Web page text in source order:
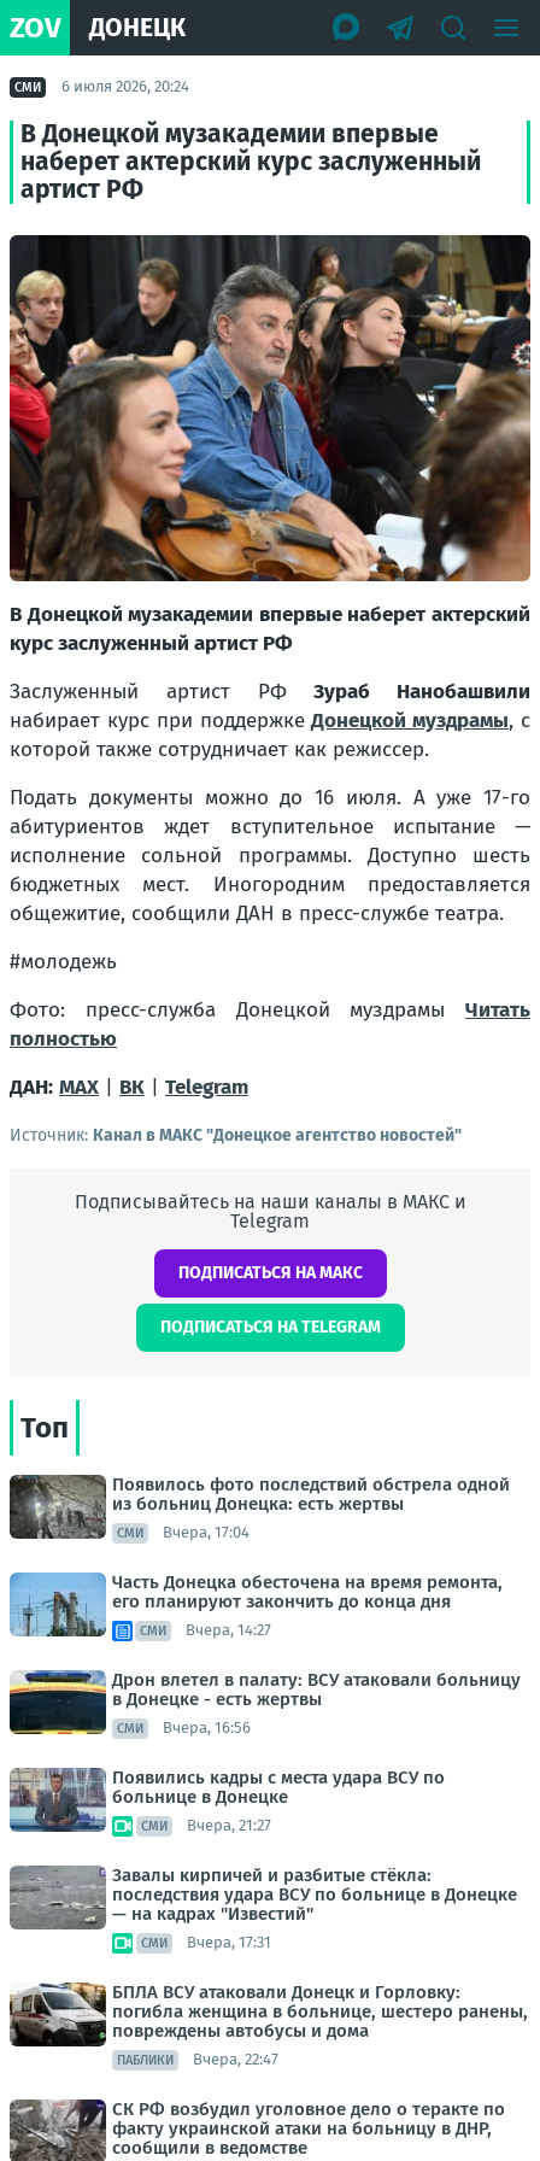
ZOV ДОНЕЦК
СМИ 6 июля 2026, 20:24
В Донецкой музакадемии впервые
наберет актерский курс заслуженный
артист РФ
В Донецкой музакадемии впервые наберет актерский
курс заслуженный артист РФ
Заслуженный артист РФЗураб Нанобашвили
набирает курс при поддержкеДонецкой муздрамы, с
которой также сотрудничает как режиссер.
Подать документы можно до 16 июля. А уже 17-го
абитуриентов ждет вступительное испытание —
исполнение сольной программы. Доступно шесть
бюджетных мест. Иногородним предоставляется
общежитие, сообщили ДАН в пресс-службе театра.
#молодежь
Фото: пресс-служба Донецкой муздрамы
Читать
полностью
ДАН: MAX | ВК | Telegram
Источник: Канал в МАКС "Донецкое агентство новостей"
Подписывайтесь на наши каналы в МАКС и
Telegram
ПОДПИСАТЬСЯ НА МАКС
ПОДПИСАТЬСЯ НА TELEGRAM
Топ
Появилось фото последствий обстрела одной
из больниц Донецка: есть жертвы
СМИ Вчера, 17:04
Часть Донецка обесточена на время ремонта,
его планируют закончить до конца дня
СМИ Вчера, 14:27
Дрон влетел в палату: ВСУ атаковали больницу
в Донецке - есть жертвы
СМИ Вчера, 16:56
Появились кадры с места удара ВСУ по
больнице в Донецке
СМИ Вчера, 21:27
Завалы кирпичей и разбитые стёкла:
последствия удара ВСУ по больнице в Донецке
— на кадрах "Известий"
СМИ Вчера, 17:31
БПЛА ВСУ атаковали Донецк и Горловку:
погибла женщина в больнице, шестеро ранены,
повреждены автобусы и дома
ПАБЛИКИ Вчера, 22:47
СК РФ возбудил уголовное дело о теракте по
факту украинской атаки на больницу в ДНР,
сообщили в ведомстве